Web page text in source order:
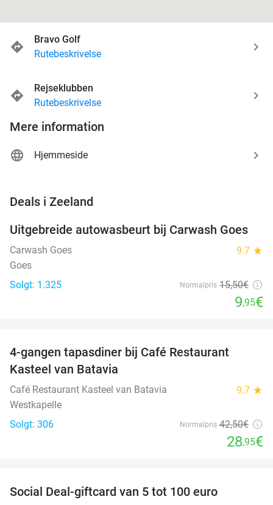
Bravo Golf
Rutebeskrivelse
Rejseklubben
Rutebeskrivelse
Mere information
Hjemmeside
Deals i Zeeland
36%
Uitgebreide autowasbeurt bij Carwash Goes
Carwash Goes 9.7 star
Goes
Solgt: 1.325
Normalpris 15,50€
9,95€
4-gangen tapasdiner bij Café Restaurant
Kasteel van Batavia
Café Restaurant Kasteel van Batavia 9.7 star
Westkapelle
Solgt: 306
Normalpris 42,50€
28,95€
Social Deal-giftcard van 5 tot 100 euro